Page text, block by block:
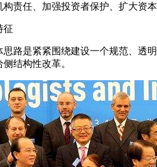
责任、加强投资者保护、扩大资
征
路是紧紧围绕建设一个规范、透
结构性改革。